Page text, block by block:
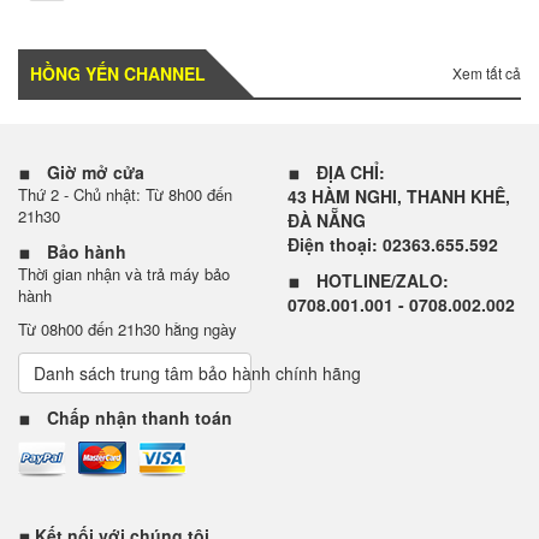
HỒNG YẾN CHANNEL Xem tất cả
Giờ mở cửa
Thứ 2 - Chủ nhật: Từ 8h00 đến
21h30
Bảo hành
Thời gian nhận và trả máy bảo
hành
Từ 08h00 đến 21h30 hằng ngày
Danh sách trung tâm bảo hành chính hãng
Chấp nhận thanh toán
ĐỊA CHỈ:
43 HÀM NGHI, THANH KHÊ,
ĐÀ NẴNG
Điện thoại: 02363.655.592
HOTLINE/ZALO:
0708.001.001 - 0708.002.002